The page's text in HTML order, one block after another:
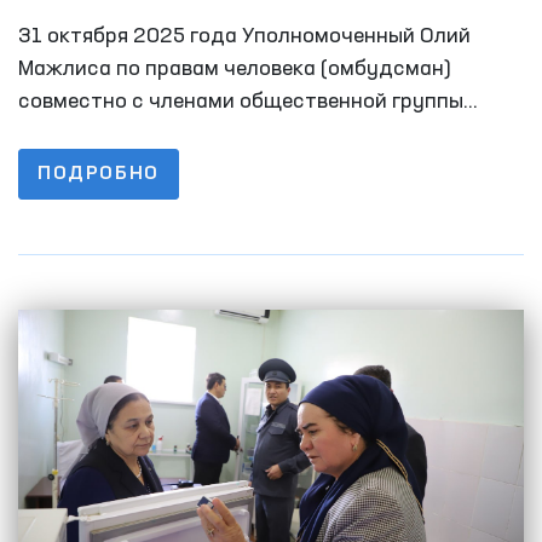
человека в ряде закрытых учреждений
Ферганы
31 октября 2025 года Уполномоченный Олий
Мажлиса по правам человека (омбудсман)
совместно с членами общественной группы
учреждений Ферганской области, где
содержатся лица с ограниченной свободой
ПОДРОБНО